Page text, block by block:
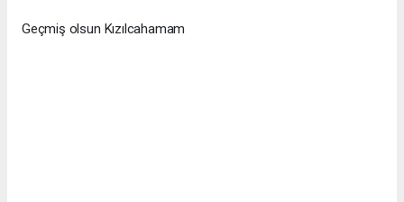
Geçmiş olsun Kızılcahamam